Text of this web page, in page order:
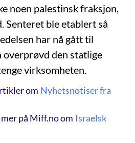
noen palestinsk fraksjon,
Senteret ble etablert så
har nå gått til
den statlige
virksomheten.
om Nyhetsnotiser fra
på Miff.no om Israelsk